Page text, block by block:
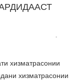
хизматрасонии
хизматрасонии